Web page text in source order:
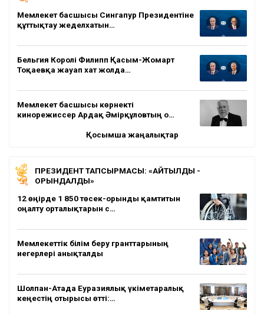
Мемлекет басшысы Сингапур Президентіне
құттықтау жеделхатын…
Бельгия Королі Филипп Қасым-Жомарт
Тоқаевқа жауап хат жолда…
Мемлекет басшысы көрнекті
кинорежиссер Ардақ Әмірқұловтың о…
Қосымша жаңалықтар
ПРЕЗИДЕНТ ТАПСЫРМАСЫ: «АЙТЫЛДЫ -
ОРЫНДАЛДЫ»
12 өңірде 1 850 төсек-орынды қамтитын
оңалту орталықтарын с…
Мемлекеттік білім беру гранттарының
иегерлері анықталды
Шолпан-Атада Еуразиялық үкіметаралық
кеңестің отырысы өтті:…